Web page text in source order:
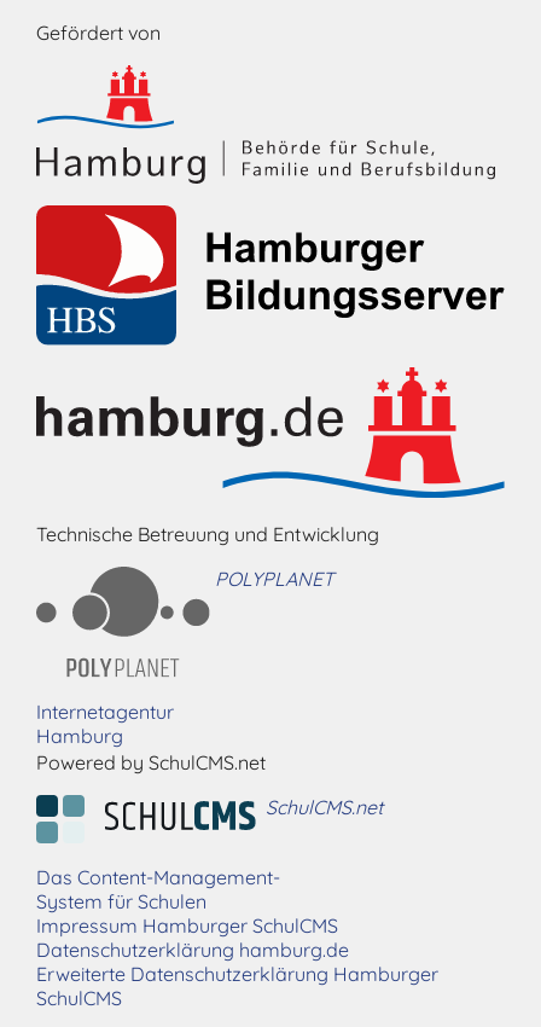
Gefördert von
Technische Betreuung und Entwicklung
POLYPLANET
Internetagentur
Hamburg
Powered by SchulCMS.net
SchulCMS.net
Das Content-Management-
System für Schulen
Impressum Hamburger SchulCMS
Datenschutzerklärung hamburg.de
Erweiterte Datenschutzerklärung Hamburger
SchulCMS